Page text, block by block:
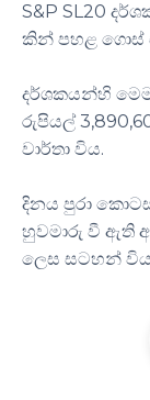
S&P SL20
කින් පහළ ගොස්
දර්ශකයන්හි
රුපියල්
වාර්තා විය.
දිනය පුරා
හුවමාරු වී ඇති
ලෙස සටහන්